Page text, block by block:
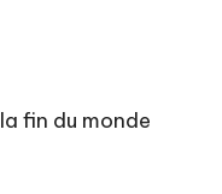
fin du monde